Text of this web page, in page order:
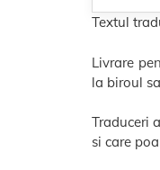
Textul
Livrare
la biroul
Traduceri
si care